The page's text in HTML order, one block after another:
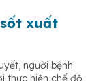
xuất
người bệnh
thực hiện chế độ